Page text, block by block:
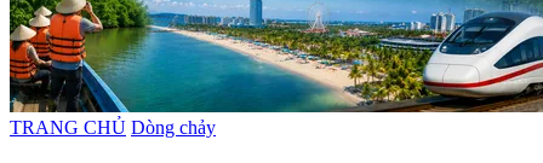
TRANG CHỦ Dòng chảy